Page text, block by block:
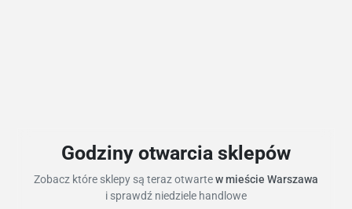
Godziny otwarcia sklepów
Zobacz które sklepy są teraz otwartew mieście Warszawa
i sprawdź niedziele handlowe